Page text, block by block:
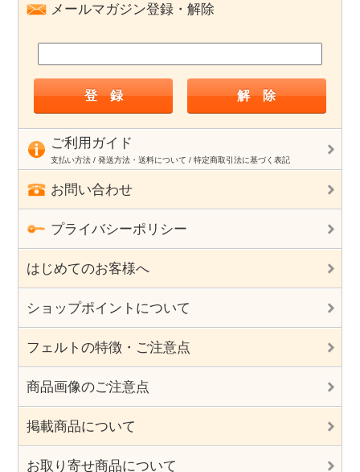
メールマガジン登録・解除
ご利用ガイド
支払い方法 / 発送方法・送料について / 特定商取引法に基づく表記
お問い合わせ
プライバシーポリシー
はじめてのお客様へ
ショップポイントについて
フェルトの特徴・ご注意点
商品画像のご注意点
掲載商品について
お取り寄せ商品について